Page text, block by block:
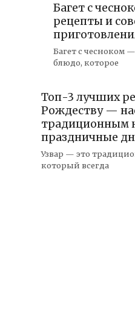
Багет с
рецепты и
Багет с чесноком
блюдо, которое
Топ-3 лучших
Рождеству —
традиционным
праздничные
Узвар — это
который всегда